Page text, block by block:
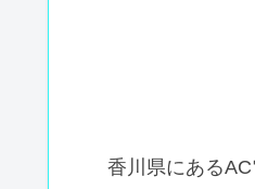
香川県にある